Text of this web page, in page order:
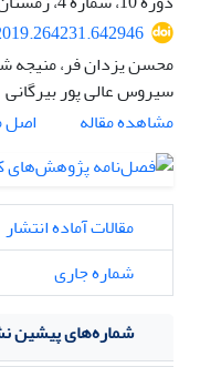
محسن یزدان فر، منیجه
سیروس عالی پور بیرگانی
مشاهده مقاله
اصل
مقالات آماده انتشار
شماره جاری
شماره‌های پیشین